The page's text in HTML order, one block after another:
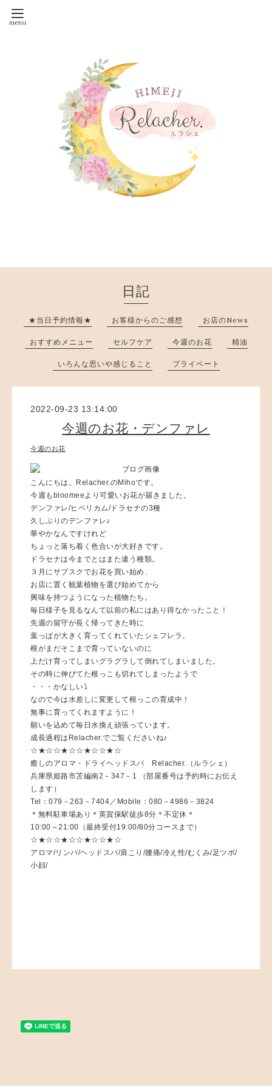
日記
★当日予約情報★ お客様からのご感想 お店のNews
おすすめメニュー セルフケア 今週のお花 精油
いろんな思いや感じること プライベート
2022-09-23 13:14:00
今週のお花・デンファレ
今週のお花
こんにちは。Relacher.のMihoです。
今週もbloomeeより可愛いお花が届きました。
デンファレ/ヒペリカム/ドラセナの3種
久しぶりのデンファレ♪
華やかなんですけれど
ちょっと落ち着く色合いが大好きです。
ドラセナは今までとはまた違う種類。
３月にサブスクでお花を買い始め、
お店に置く観葉植物を選び始めてから
興味を持つようになった植物たち。
毎日様子を見るなんて以前の私にはあり得なかったこと！
先週の留守が長く帰ってきた時に
葉っぱが大きく育ってくれていたシェフレラ。
根がまだそこまで育っていないのに
上だけ育ってしまいグラグラして倒れてしまいました。
その時に伸びてた根っこも切れてしまったようで
・・・かなしい⤵︎
なので今は水差しに変更して根っこの育成中！
無事に育ってくれますように！
願いを込めて毎日水換え頑張っています。
成長過程はRelacher.でご覧くださいね♪
☆★☆☆★☆☆★☆☆★☆
癒しのアロマ・ドライヘッドスパ Relacher.（ルラシェ）
兵庫県姫路市苫編南2－347－1 （部屋番号は予約時にお伝え
します）
Tel：079－263－7404／Mobile：080－4986－3824
＊無料駐車場あり＊英賀保駅徒歩8分＊不定休＊
10:00～21:00（最終受付19:00/80分コースまで）
☆★☆☆★☆☆★☆☆★☆
アロマ/リンパ/ヘッドスパ/肩こり/腰痛/冷え性/むくみ/足ツボ/
小顔/